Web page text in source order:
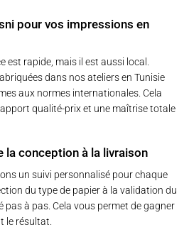
pour vos impressions en
est rapide, mais il est aussi local.
dans nos ateliers en Tunisie
aux normes internationales. Cela
qualité-prix et une maîtrise totale
la conception à la livraison
un suivi personnalisé pour chaque
du type de papier à la validation du
pas à pas. Cela vous permet de gagner
le résultat.